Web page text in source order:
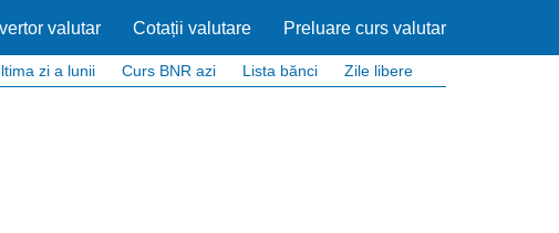
valutar Cotații valutare Preluare curs valutar
zi a lunii Curs BNR azi Lista bănci Zile libere